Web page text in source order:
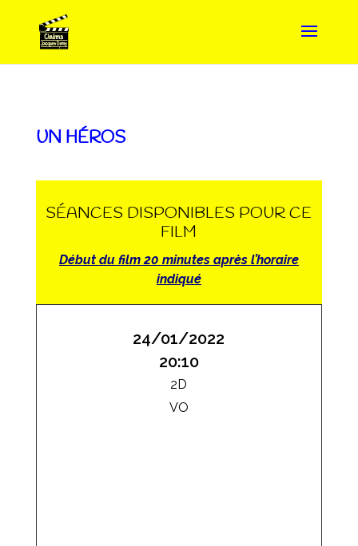
UN HÉROS
SÉANCES DISPONIBLES POUR CE
FILM
Début du film 20 minutes après l’horaire
indiqué
24/01/2022
20:10
2D
VO